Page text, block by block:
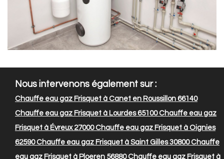
Nous intervenons également sur :
Chauffe eau gaz Frisquet à Canet en Roussillon 66140
Chauffe eau gaz Frisquet à Lourdes 65100Chauffe eau gaz
Frisquet à Évreux 27000Chauffe eau gaz Frisquet à Oignies
62590Chauffe eau gaz Frisquet à Saint Gilles 30800Chauffe
eau gaz Frisquet à Ploeren 56880Chauffe eau gaz Frisquet à